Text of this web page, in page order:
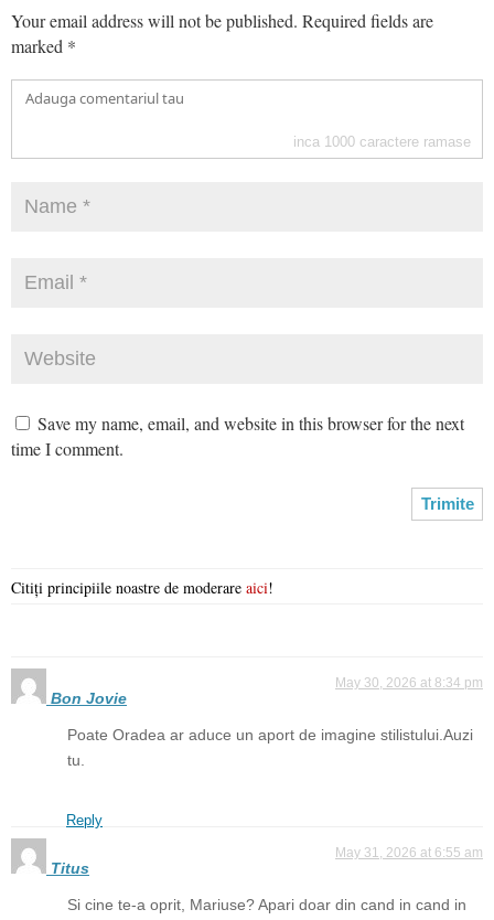
Your email address will not be published. Required fields are
marked *
inca 1000 caractere ramase
Save my name, email, and website in this browser for the next
time I comment.
Citiți principiile noastre de moderare aici!
Bon Jovie
May 30, 2026 at 8:34 pm
Poate Oradea ar aduce un aport de imagine stilistului.Auzi
tu.
Reply
Titus
May 31, 2026 at 6:55 am
Si cine te-a oprit, Mariuse? Apari doar din cand in cand in